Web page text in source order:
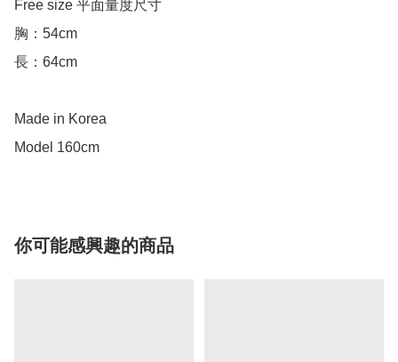
Free size 平面量度尺寸
胸：54cm
長：64cm
Made in Korea
Model 160cm
你可能感興趣的商品